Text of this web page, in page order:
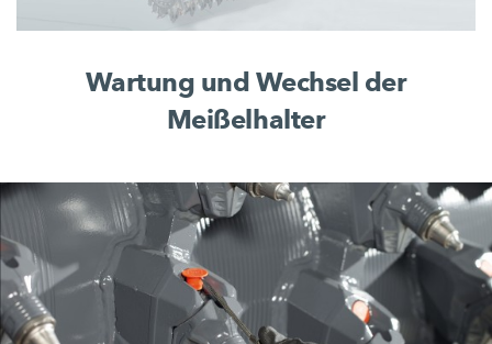
Wartung und Wechsel der
Meißelhalter